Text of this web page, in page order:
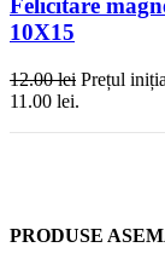
Felicitare
10X15
12.00lei Prețul
11.00 lei.
PRODUSE